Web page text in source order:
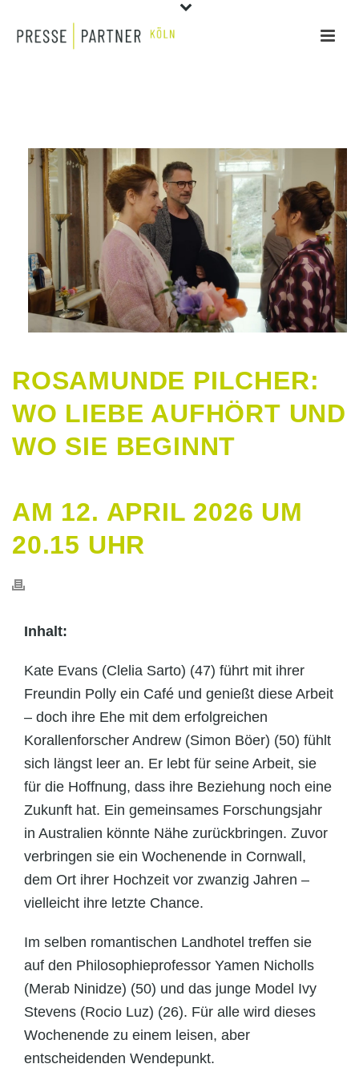
ROSAMUNDE PILCHER:
WO LIEBE AUFHÖRT UND
WO SIE BEGINNT
AM 12. APRIL 2026 UM
20.15 UHR
Inhalt:
Kate Evans (Clelia Sarto) (47) führt mit ihrer
Freundin Polly ein Café und genießt diese Arbeit
– doch ihre Ehe mit dem erfolgreichen
Korallenforscher Andrew (Simon Böer) (50) fühlt
sich längst leer an. Er lebt für seine Arbeit, sie
für die Hoffnung, dass ihre Beziehung noch eine
Zukunft hat. Ein gemeinsames Forschungsjahr
in Australien könnte Nähe zurückbringen. Zuvor
verbringen sie ein Wochenende in Cornwall,
dem Ort ihrer Hochzeit vor zwanzig Jahren –
vielleicht ihre letzte Chance.
Im selben romantischen Landhotel treffen sie
auf den Philosophieprofessor Yamen Nicholls
(Merab Ninidze) (50) und das junge Model Ivy
Stevens (Rocio Luz) (26). Für alle wird dieses
Wochenende zu einem leisen, aber
entscheidenden Wendepunkt.